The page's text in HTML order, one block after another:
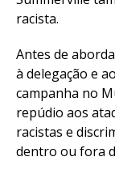
racista.
Antes de
à delegação e
campanha no
repúdio aos
racistas e
dentro ou fora